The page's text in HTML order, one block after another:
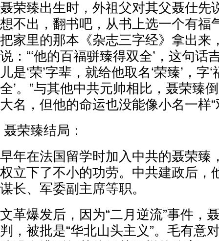
聂荣臻出生时，外祖父对其父聂仕先
想不出，翻书吧，从书上选一个有福
把家里的那本《杂志三字经》拿出来
说：“‘他的百福骈臻得双全’，这句话
儿是‘荣’字辈，就给他取名‘荣臻’，字
全’。”与其他中共元帅相比，聂荣臻
大名，但他的命运也没能像小名一样“
聂荣臻结局：
早年在法国留学时加入中共的聂荣臻
权立下了不小的功劳。中共建政后，
谋长、军委副主席等职。
文革爆发后，因为“二月逆流”事件，
判，被批是“华北山头主义”。毛有意